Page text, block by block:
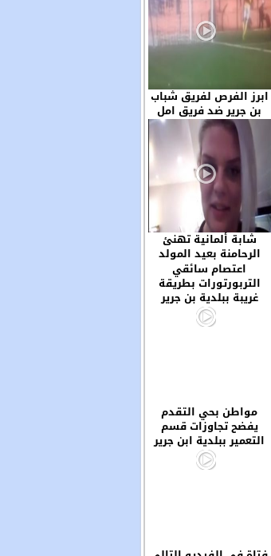
ابرز الفرص لفريق شباب
بن جرير ضد فريق امل
سوق السبت والحظ لعب
دورا مهما في خروج
الفريقين بنتيجة التعادل
السلبي
شابة ألمانية تهنئ
الرحامنة بعيد المولد
وتحيي سكان مدينة ابن
جرير ..
اعتصام سائقي
التربورتورات بطريقة
غريبة ببلدية بن جرير
مواطن بحي التقدم
يفضح تجاوزات قسم
التعمير ببلدية ابن جرير